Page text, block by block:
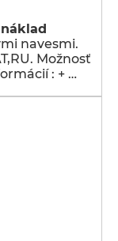
navesmi.
Možnosť
: + …